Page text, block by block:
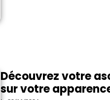
Découvrez votre
sur votre